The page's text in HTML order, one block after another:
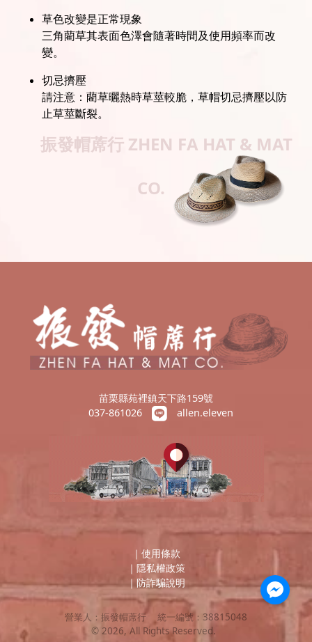
草色改變是正常現象
三角藺草其表面色澤會隨著時間及使用頻率而改
變。
切忌擠壓
請注意：藺草曬熱時草莖較脆，草帽切忌擠壓以防
止草莖斷裂。
振發帽蓆行 ZHEN FA HAT & MAT
CO.
苗栗縣苑裡鎮天下路159號
037-861026
allen.eleven
｜ 使用條款
｜ 隱私權政策
｜防詐騙說明
營業人： 振發帽蓆行 統一編號： 38815048
© 2026, All Rights Reserved.